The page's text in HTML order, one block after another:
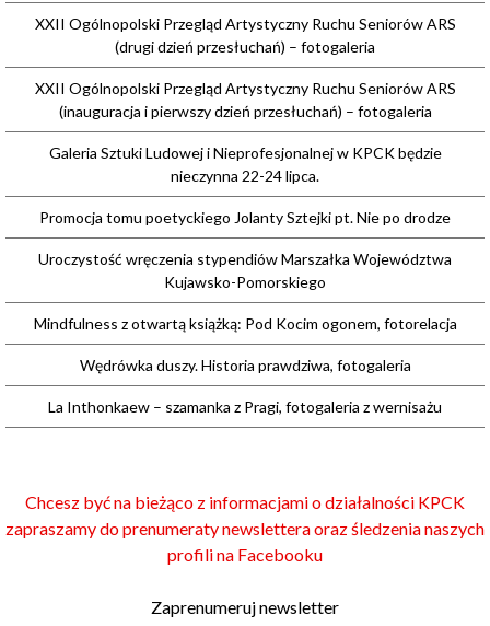
XXII Ogólnopolski Przegląd Artystyczny Ruchu Seniorów ARS
(drugi dzień przesłuchań) – fotogaleria
XXII Ogólnopolski Przegląd Artystyczny Ruchu Seniorów ARS
(inauguracja i pierwszy dzień przesłuchań) – fotogaleria
Galeria Sztuki Ludowej i Nieprofesjonalnej w KPCK będzie
nieczynna 22-24 lipca.
Promocja tomu poetyckiego Jolanty Sztejki pt. Nie po drodze
Uroczystość wręczenia stypendiów Marszałka Województwa
Kujawsko-Pomorskiego
Mindfulness z otwartą książką: Pod Kocim ogonem, fotorelacja
Wędrówka duszy. Historia prawdziwa, fotogaleria
La Inthonkaew – szamanka z Pragi, fotogaleria z wernisażu
Chcesz być na bieżąco z informacjami o działalności KPCK
zapraszamy do prenumeraty newslettera oraz śledzenia naszych
profili na Facebooku
Zaprenumeruj newsletter